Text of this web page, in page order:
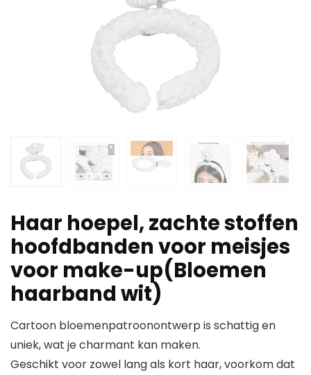
Haar hoepel, zachte stoffen
hoofdbanden voor meisjes
voor make-up(Bloemen
haarband wit)
Cartoon bloemenpatroonontwerp is schattig en
uniek, wat je charmant kan maken.
Geschikt voor zowel lang als kort haar, voorkom dat